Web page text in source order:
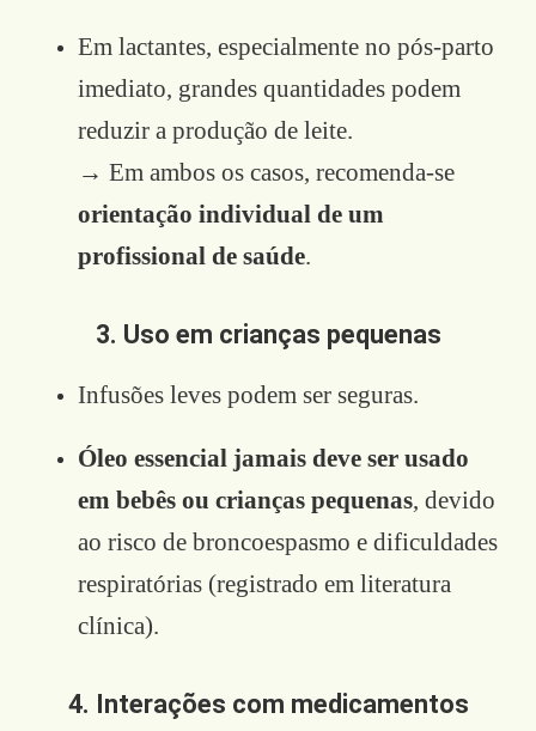
Em lactantes, especialmente no pós-parto
imediato, grandes quantidades podem
reduzir a produção de leite.
→ Em ambos os casos, recomenda-se
orientação individual de um
profissional de saúde.
3. Uso em crianças pequenas
Infusões leves podem ser seguras.
Óleo essencial jamais deve ser usado
em bebês ou crianças pequenas, devido
ao risco de broncoespasmo e dificuldades
respiratórias (registrado em literatura
clínica).
4. Interações com medicamentos